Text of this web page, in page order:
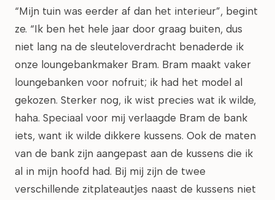
“Mijn tuin was eerder af dan het interieur”, begint
ze. “Ik ben het hele jaar door graag buiten, dus
niet lang na de sleuteloverdracht benaderde ik
onze loungebankmaker Bram. Bram maakt vaker
loungebanken voor nofruit; ik had het model al
gekozen. Sterker nog, ik wist precies wat ik wilde,
haha. Speciaal voor mij verlaagde Bram de bank
iets, want ik wilde dikkere kussens. Ook de maten
van de bank zijn aangepast aan de kussens die ik
al in mijn hoofd had. Bij mij zijn de twee
verschillende zitplateautjes naast de kussens niet